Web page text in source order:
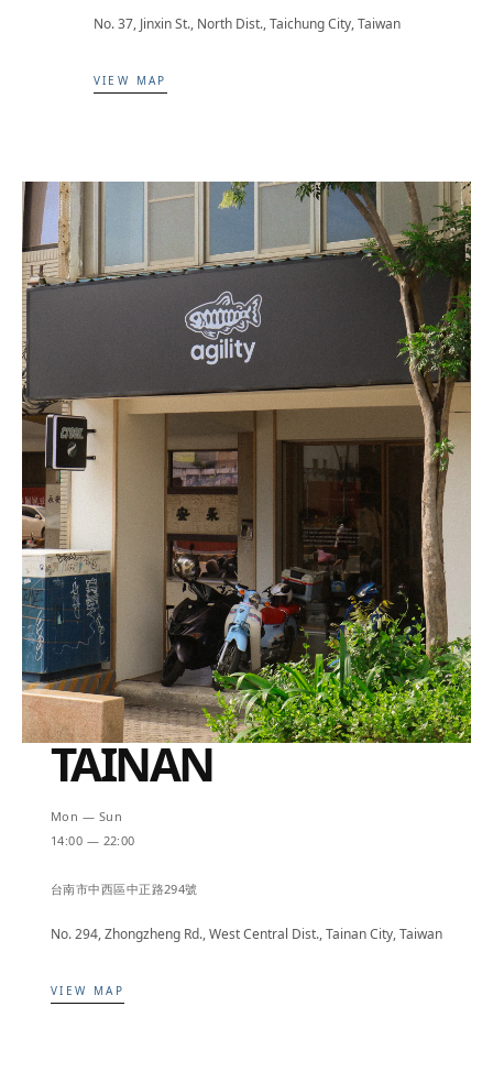
No. 37, Jinxin St., North Dist., Taichung City, Taiwan
VIEW MAP
TAINAN
Mon — Sun
14:00 — 22:00
台南市中西區中正路294號
No. 294, Zhongzheng Rd., West Central Dist., Tainan City, Taiwan
VIEW MAP